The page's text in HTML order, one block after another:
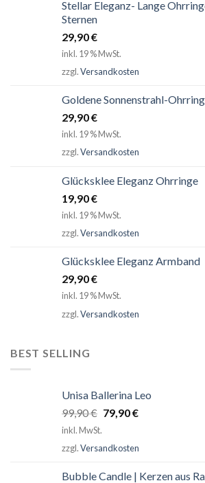
Stellar Eleganz- Lange
Sternen
29,90€
inkl. 19 % MwSt.
zzgl.Versandkosten
Goldene Sonnenstrahl-
29,90€
inkl. 19 % MwSt.
zzgl.Versandkosten
Glücksklee Eleganz Ohrringe
19,90€
inkl. 19 % MwSt.
zzgl.Versandkosten
Glücksklee Eleganz Armband
29,90€
inkl. 19 % MwSt.
zzgl.Versandkosten
BEST SELLING
Unisa Ballerina Leo
99,90€ Ursprünglicher
99,90 €
79,90€Aktueller
79,90 €.
inkl. MwSt.
zzgl.Versandkosten
Bubble Candle | Kerzen aus